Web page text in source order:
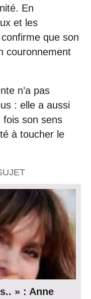
En
et les
que son
couronnement
n’a pas
: elle a aussi
fois son sens
à toucher le
» : Anne